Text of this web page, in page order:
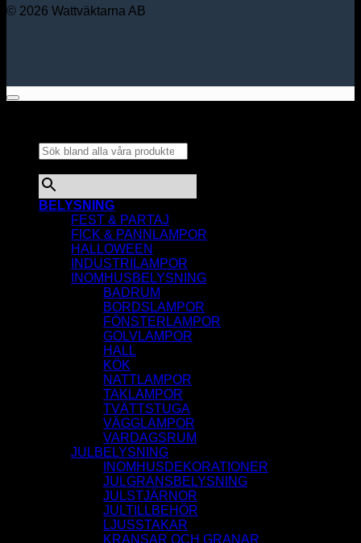
© 2026 Wattväktarna AB
BELYSNING
FEST & PARTAJ
FICK & PANNLAMPOR
HALLOWEEN
INDUSTRILAMPOR
INOMHUSBELYSNING
BADRUM
BORDSLAMPOR
FÖNSTERLAMPOR
GOLVLAMPOR
HALL
KÖK
NATTLAMPOR
TAKLAMPOR
TVÄTTSTUGA
VÄGGLAMPOR
VARDAGSRUM
JULBELYSNING
INOMHUSDEKORATIONER
JULGRANSBELYSNING
JULSTJÄRNOR
JULTILLBEHÖR
LJUSSTAKAR
KRANSAR OCH GRANAR